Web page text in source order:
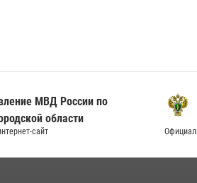
МВД России по
области
сайт